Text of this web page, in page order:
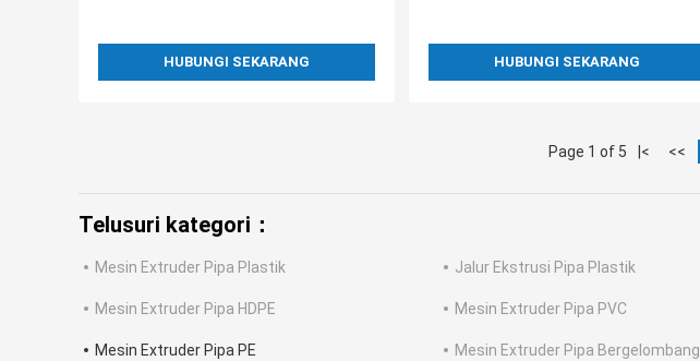
HUBUNGI SEKARANG HUBUNGI SEKARANG
Page 1 of 5 |< <<
Telusuri kategori：
Mesin Extruder Pipa Plastik Jalur Ekstrusi Pipa Plastik
Mesin Extruder Pipa HDPE Mesin Extruder Pipa PVC
Mesin Extruder Pipa PE Mesin Extruder Pipa Bergelombang